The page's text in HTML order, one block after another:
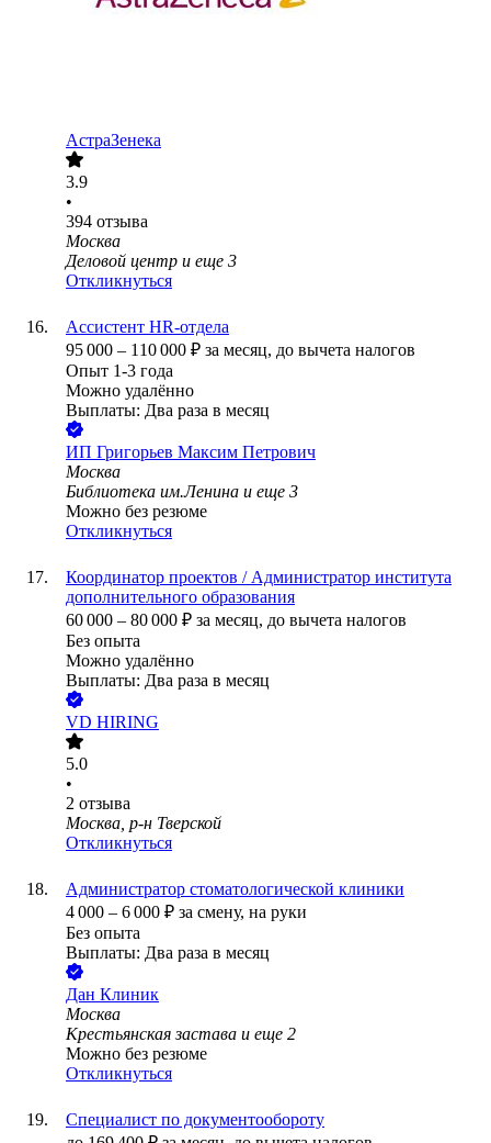
АстраЗенека
3.9
•
394 отзыва
Москва
Деловой центр и еще 3
Откликнуться
Ассистент HR-отдела
95 000 – 110 000 ₽ за месяц, до вычета налогов
Опыт 1-3 года
Можно удалённо
Выплаты: Два раза в месяц
ИП Григорьев Максим Петрович
Москва
Библиотека им.Ленина и еще 3
Можно без резюме
Откликнуться
Координатор проектов / Администратор института
дополнительного образования
60 000 – 80 000 ₽ за месяц, до вычета налогов
Без опыта
Можно удалённо
Выплаты: Два раза в месяц
VD HIRING
5.0
•
2 отзыва
Москва, р-н Тверской
Откликнуться
Администратор стоматологической клиники
4 000 – 6 000 ₽ за смену, на руки
Без опыта
Выплаты: Два раза в месяц
Дан Клиник
Москва
Крестьянская застава и еще 2
Можно без резюме
Откликнуться
Специалист по документообороту